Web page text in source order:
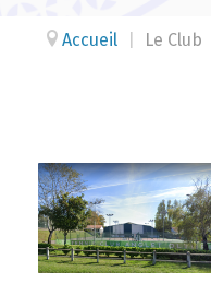
Accueil Le Club